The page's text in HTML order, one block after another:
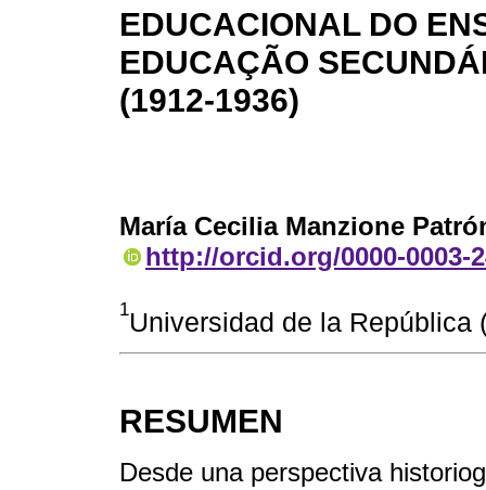
EDUCACIONAL DO
EDUCAÇÃO
(1912-1936)
María Cecilia Manzione
http://orcid.org/0000-0003-
1Universidad de la República
RESUMEN
Desde una perspectiva